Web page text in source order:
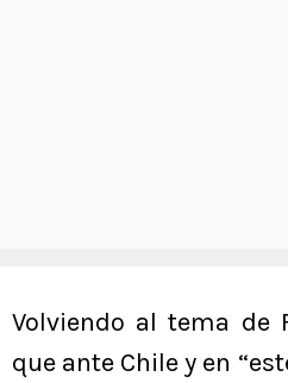
Volviendo al tema de
que ante Chile y en